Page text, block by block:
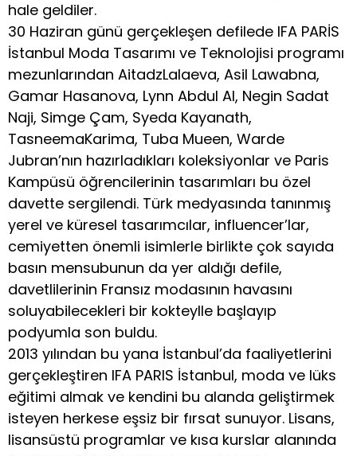
hale geldiler.
30 Haziran günü gerçekleşen defilede IFA PARİS
İstanbul Moda Tasarımı ve Teknolojisi programı
mezunlarından AitadzLalaeva, Asil Lawabna,
Gamar Hasanova, Lynn Abdul Al, Negin Sadat
Naji, Simge Çam, Syeda Kayanath,
TasneemaKarima, Tuba Mueen, Warde
Jubran’nın hazırladıkları koleksiyonlar ve Paris
Kampüsü öğrencilerinin tasarımları bu özel
davette sergilendi. Türk medyasında tanınmış
yerel ve küresel tasarımcılar, influencer’lar,
cemiyetten önemli isimlerle birlikte çok sayıda
basın mensubunun da yer aldığı defile,
davetlilerinin Fransız modasının havasını
soluyabilecekleri bir kokteylle başlayıp
podyumla son buldu.
2013 yılından bu yana İstanbul’da faaliyetlerini
gerçekleştiren IFA PARIS İstanbul, moda ve lüks
eğitimi almak ve kendini bu alanda geliştirmek
isteyen herkese eşsiz bir fırsat sunuyor. Lisans,
lisansüstü programlar ve kısa kurslar alanında